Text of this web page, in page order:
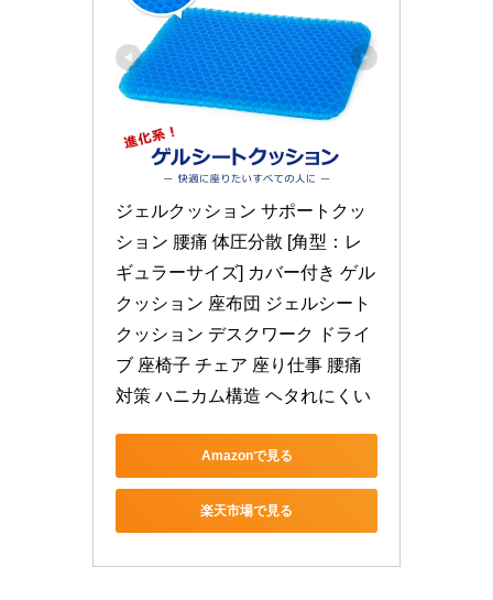
ジェルクッション サポートクッ
ション 腰痛 体圧分散 [角型：レ
ギュラーサイズ] カバー付き ゲル
クッション 座布団 ジェルシート
クッション デスクワーク ドライ
ブ 座椅子 チェア 座り仕事 腰痛
対策 ハニカム構造 ヘタれにくい
Amazonで見る
楽天市場で見る